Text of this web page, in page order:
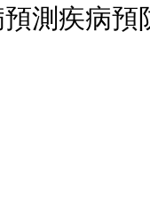
測疾病預